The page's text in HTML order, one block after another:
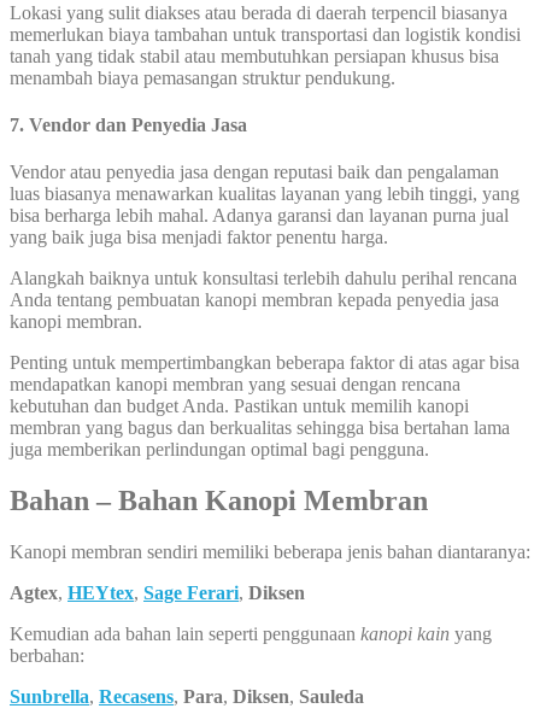
Lokasi yang sulit diakses atau berada di daerah terpencil biasanya
memerlukan biaya tambahan untuk transportasi dan logistik kondisi
tanah yang tidak stabil atau membutuhkan persiapan khusus bisa
menambah biaya pemasangan struktur pendukung.
7. Vendor dan Penyedia Jasa
Vendor atau penyedia jasa dengan reputasi baik dan pengalaman
luas biasanya menawarkan kualitas layanan yang lebih tinggi, yang
bisa berharga lebih mahal. Adanya garansi dan layanan purna jual
yang baik juga bisa menjadi faktor penentu harga.
Alangkah baiknya untuk konsultasi terlebih dahulu perihal rencana
Anda tentang pembuatan kanopi membran kepada penyedia jasa
kanopi membran.
Penting untuk mempertimbangkan beberapa faktor di atas agar bisa
mendapatkan kanopi membran yang sesuai dengan rencana
kebutuhan dan budget Anda. Pastikan untuk memilih kanopi
membran yang bagus dan berkualitas sehingga bisa bertahan lama
juga memberikan perlindungan optimal bagi pengguna.
Bahan – Bahan Kanopi Membran
Kanopi membran sendiri memiliki beberapa jenis bahan diantaranya:
Agtex, HEYtex, Sage Ferari, Diksen
Kemudian ada bahan lain seperti penggunaan kanopi kain yang
berbahan:
Sunbrella, Recasens, Para, Diksen, Sauleda